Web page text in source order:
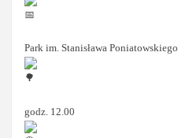
Park im. Stanisława Poniatowskiego
godz. 12.00